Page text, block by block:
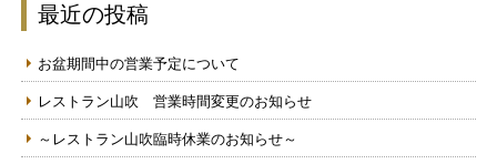
最近の投稿
お盆期間中の営業予定について
レストラン山吹 営業時間変更のお知らせ
～レストラン山吹臨時休業のお知らせ～